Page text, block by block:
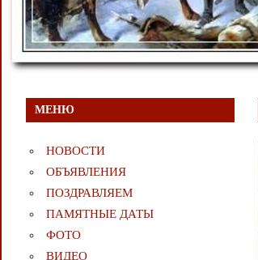
МЕНЮ
НОВОСТИ
ОБЪЯВЛЕНИЯ
ПОЗДРАВЛЯЕМ
ПАМЯТНЫЕ ДАТЫ
ФОТО
ВИДЕО